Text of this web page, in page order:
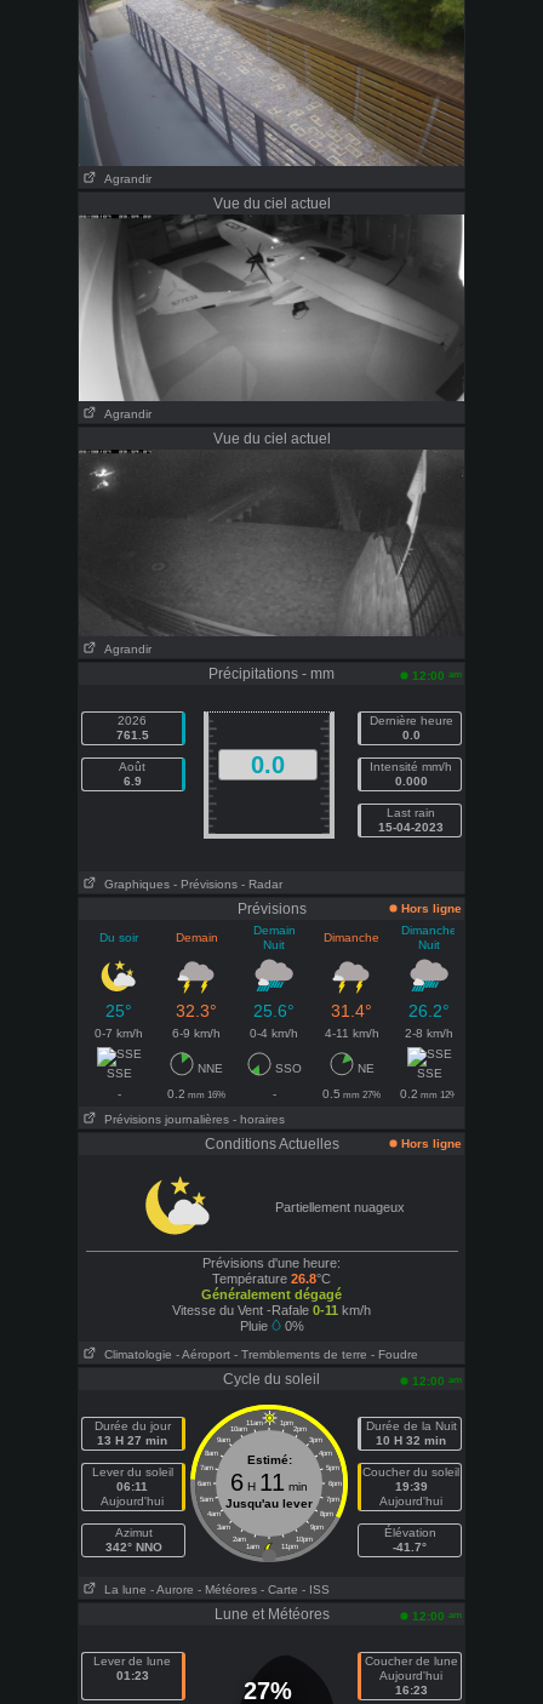
Agrandir
Vue du ciel actuel
Agrandir
Vue du ciel actuel
Agrandir
Précipitations - mm 12:00 am
2026
761.5
Août
6.9
0.0
Dernière heure
0.0
Intensité mm/h
0.000
Last rain
15-04-2023
Graphiques - Prévisions - Radar
Prévisions Hors ligne
Du soir Demain
Demain
Nuit
Dimanche
Dimanche
Nuit
25° 32.3° 25.6° 31.4° 26.2°
0-7 km/h 6-9 km/h 0-4 km/h 4-11 km/h 2-8 km/h
SSE NNE SSO NE
SSE
-
0.2 mm 16% - 0.5 mm 27% 0.2 mm 12%
Prévisions journalières - horaires
Conditions Actuelles Hors ligne
Partiellement nuageux
Prévisions d'une heure:
Température 26.8°C
Généralement dégagé
Vitesse du Vent -Rafale 0-11 km/h
Pluie
0%
Climatologie - Aéroport - Tremblements de terre - Foudre
Cycle du soleil 12:00 am
Durée du jour
13 H 27 min
Lever du soleil
06:11
Aujourd'hui
Azimut
342° NNO
11am 1pm
10am 2pm
9am 3pm
8am 4pm
7am 5pm
6am 6pm
5am 7pm
4am 8pm
3am 9pm
2am 10pm
1am 11pm
Estimé:
6 H 11 min
Jusqu'au lever
Durée de la Nuit
10 H 32 min
Coucher du soleil
19:39
Aujourd'hui
Élévation
-41.7°
La lune - Aurore - Météores - Carte - ISS
Lune et Météores 12:00 am
Lever de lune
01:23
27%
Coucher de lune
Aujourd'hui
16:23